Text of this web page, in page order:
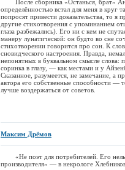
После сборника «Останься, брат»
определённостью встал для меня в круг
попросят привести доказательства, то
другие стихотворения с упоминанием
глаза разбежались). Его ни с кем не
манеру лунатической: он будто во сне
стихотворении говорится про сон. К
сновидческого настроения. Правда,
непонятных в буквальном смысле слова:
соринка в глазу, — как местами и у
Сказанное, разумеется, не замечание, а
автора его собственные способности —
лучше воздержаться от советов.
Максим Дрёмов
«Не поэт для потребителей. Его
производителя» — в некрологе